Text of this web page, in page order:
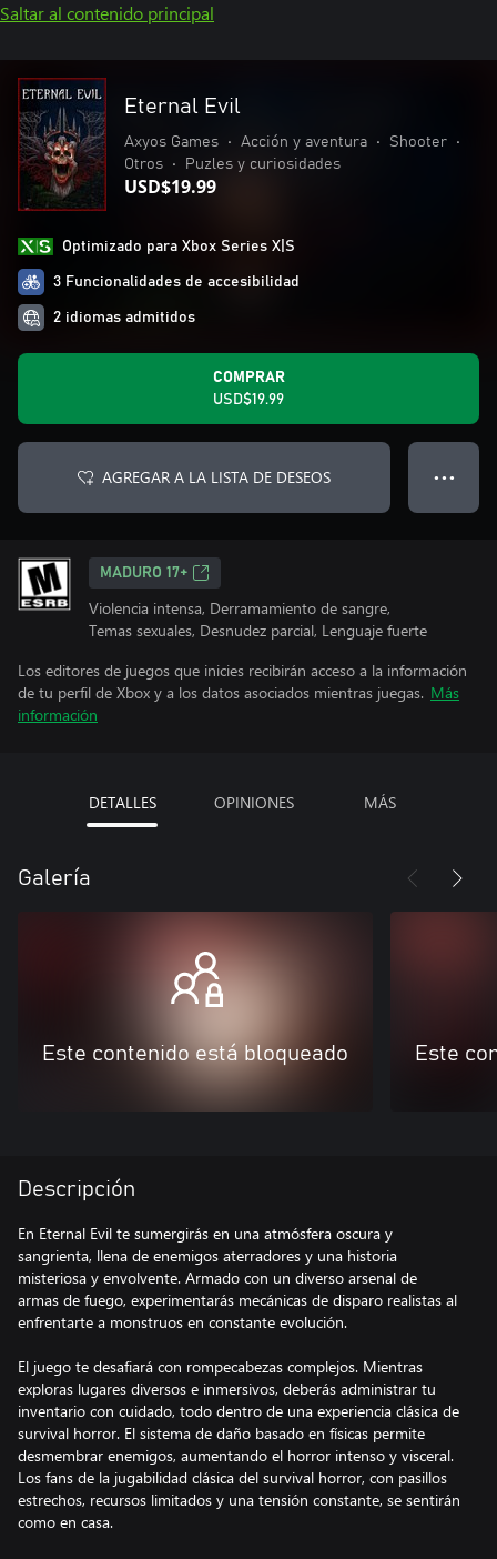
Saltar al contenido principal
Eternal Evil
Axyos Games • Acción y aventura • Shooter
•
Otros
• Puzles y curiosidades
USD$19.99
Optimizado para Xbox Series X|S
3 Funcionalidades de accesibilidad
2 idiomas admitidos
COMPRAR
USD$19.99
AGREGAR A LA LISTA DE DESEOS ● ● ●
MADURO 17+
Violencia intensa, Derramamiento de sangre,
Temas sexuales, Desnudez parcial, Lenguaje fuerte
Los editores de juegos que inicies recibirán acceso a la información
de tu perfil de Xbox y a los datos asociados mientras juegas. Más
información
DETALLES OPINIONES MÁS
Galería
Este contenido está bloqueado Este
Descripción
En Eternal Evil te sumergirás en una atmósfera oscura y
sangrienta, llena de enemigos aterradores y una historia
misteriosa y envolvente. Armado con un diverso arsenal de
armas de fuego, experimentarás mecánicas de disparo realistas al
enfrentarte a monstruos en constante evolución.
El juego te desafiará con rompecabezas complejos. Mientras
exploras lugares diversos e inmersivos, deberás administrar tu
inventario con cuidado, todo dentro de una experiencia clásica de
survival horror. El sistema de daño basado en físicas permite
desmembrar enemigos, aumentando el horror intenso y visceral.
Los fans de la jugabilidad clásica del survival horror, con pasillos
estrechos, recursos limitados y una tensión constante, se sentirán
como en casa.